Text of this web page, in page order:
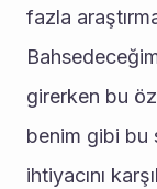
fazla
girerken bu
benim gibi bu
ihtiyacını